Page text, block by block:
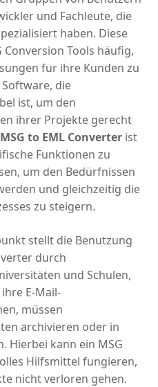
und Fachleute, die
haben. Diese
Tools häufig,
für ihre Kunden zu
die
ist, um den
ihrer Projekte gerecht
MSG to EML Converter ist
Funktionen zu
um den Bedürfnissen
und gleichzeitig die
zu steigern.
stellt die Benutzung
durch
und Schulen,
E-Mail-
müssen
archivieren oder in
Hierbei kann ein MSG
Hilfsmittel fungieren,
nicht verloren gehen.